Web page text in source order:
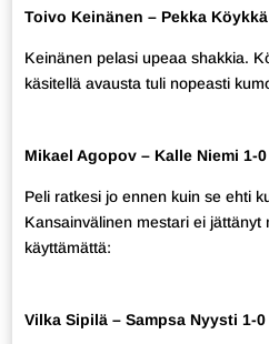
Toivo Keinänen – Pekka
Keinänen pelasi upeaa shakkia.
käsitellä avausta tuli nopeasti
Mikael Agopov – Kalle Niemi 1-0
Peli ratkesi jo ennen kuin se ehti
Kansainvälinen mestari ei jättänyt
käyttämättä:
Vilka Sipilä – Sampsa Nyysti 1-0